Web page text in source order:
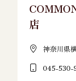
店
神奈川県
045-530-